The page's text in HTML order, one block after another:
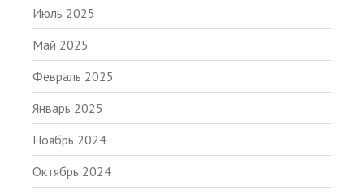
Июль 2025
Май 2025
Февраль 2025
Январь 2025
Ноябрь 2024
Октябрь 2024